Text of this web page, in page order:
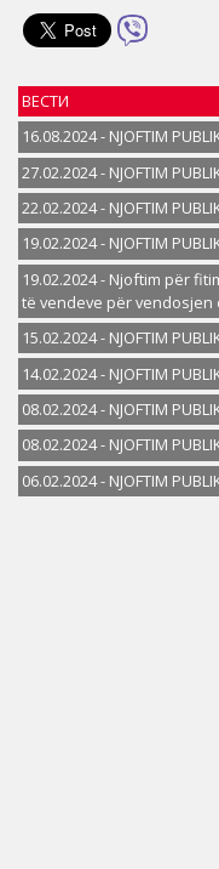
ВЕСТИ
16.08.2024 - NJOFTIM
27.02.2024 - NJOFTIM
22.02.2024 - NJOFTIM
19.02.2024 - NJOFTIM
19.02.2024 - Njoftim për
të vendeve për vendosjen
15.02.2024 - NJOFTIM
14.02.2024 - NJOFTIM
08.02.2024 - NJOFTIM
08.02.2024 - NJOFTIM
06.02.2024 - NJOFTIM